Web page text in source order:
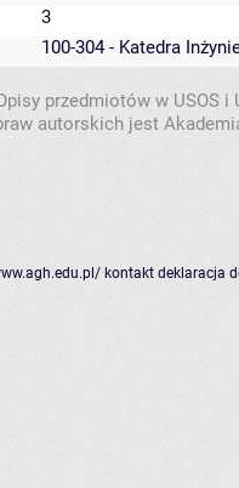
3
100-304 - Katedra
przedmiotów w USOS
autorskich jest
kontakt deklaracja